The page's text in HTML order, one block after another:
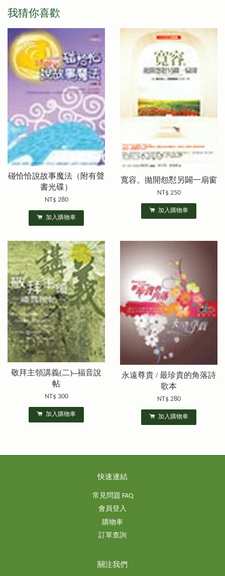
我猜你喜歡
碰恰恰說故事魔法（附有聲
書光碟）
NT$ 280
加入購物車
寬容。拋開怨懟另闢一扇窗
NT$ 250
加入購物車
敬拜主領講義(二)--福音說
帖
NT$ 300
加入購物車
永遠尊貴 / 最珍貴的角落詩
歌本
NT$ 280
加入購物車
快速連結
常見問題 FAQ
會員登入
購物車
訂單查詢
關注我們